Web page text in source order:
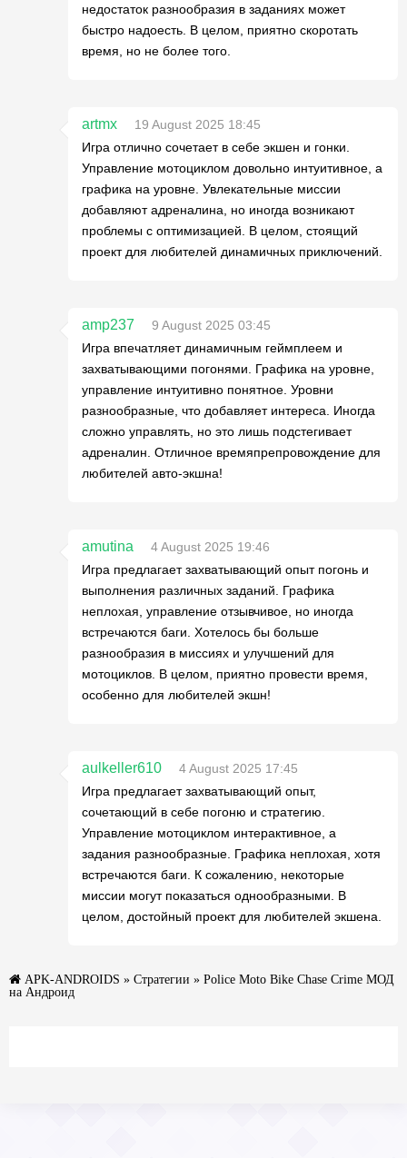
недостаток разнообразия в заданиях может
быстро надоесть. В целом, приятно скоротать
время, но не более того.
artmx
19 August 2025 18:45
Игра отлично сочетает в себе экшен и гонки.
Управление мотоциклом довольно интуитивное, а
графика на уровне. Увлекательные миссии
добавляют адреналина, но иногда возникают
проблемы с оптимизацией. В целом, стоящий
проект для любителей динамичных приключений.
amp237
9 August 2025 03:45
Игра впечатляет динамичным геймплеем и
захватывающими погонями. Графика на уровне,
управление интуитивно понятное. Уровни
разнообразные, что добавляет интереса. Иногда
сложно управлять, но это лишь подстегивает
адреналин. Отличное времяпрепровождение для
любителей авто-экшна!
amutina
4 August 2025 19:46
Игра предлагает захватывающий опыт погонь и
выполнения различных заданий. Графика
неплохая, управление отзывчивое, но иногда
встречаются баги. Хотелось бы больше
разнообразия в миссиях и улучшений для
мотоциклов. В целом, приятно провести время,
особенно для любителей экшн!
aulkeller610
4 August 2025 17:45
Игра предлагает захватывающий опыт,
сочетающий в себе погоню и стратегию.
Управление мотоциклом интерактивное, а
задания разнообразные. Графика неплохая, хотя
встречаются баги. К сожалению, некоторые
миссии могут показаться однообразными. В
целом, достойный проект для любителей экшена.
APK-ANDROIDS » Стратегии » Police Moto Bike Chase Crime МОД
на Андроид